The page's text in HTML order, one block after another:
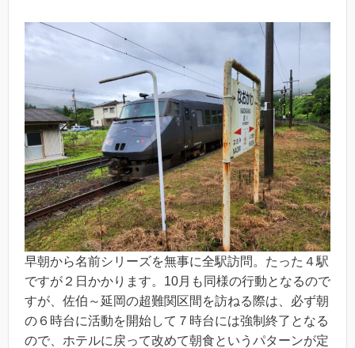
早朝から名前シリーズを無事に全駅訪問。たった４駅
ですが２日かかります。10月も同様の行動となるので
すが、佐伯～延岡の超難関区間を訪ねる際は、必ず朝
の６時台に活動を開始して７時台には強制終了となる
ので、ホテルに戻って改めて朝食というパターンが定